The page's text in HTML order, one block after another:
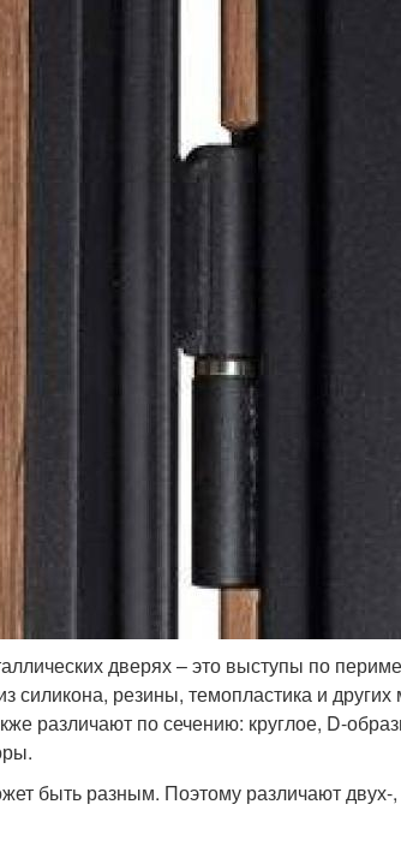
дверях – это выступы по
силикона, резины, темопластика и
различают по сечению: круглое, D-
быть разным. Поэтому различают двух-